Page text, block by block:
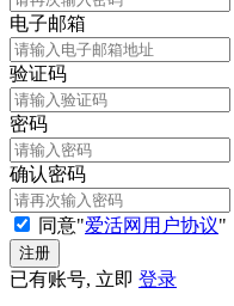
电子邮箱
验证码
密码
确认密码
同意"爱活网用户协议"
已有账号, 立即 登录